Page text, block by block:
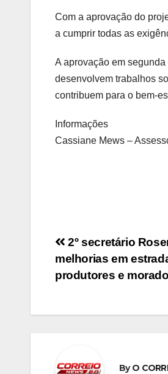
Com a aprovação do
a cumprir todas as
A aprovação em
desenvolvem trabalhos
contribuem para o bem-
Informações
Cassiane Mews –
Navegação
de
2º secretário
melhorias em
produtores e
ByO